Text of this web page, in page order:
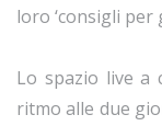
loro ‘consigli per
Lo spazio live a
ritmo alle due